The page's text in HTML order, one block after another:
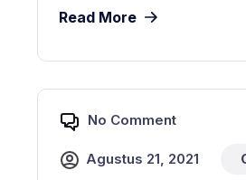
Read More
No Comment
Agustus 21, 2021